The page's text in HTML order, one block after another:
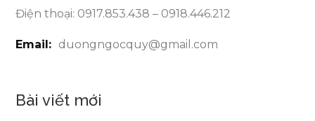
Điện thoại: 0917.853.438 – 0918.446.212
Email: duongngocquy@gmail.com
Bài viết mới